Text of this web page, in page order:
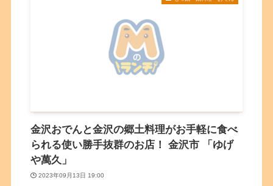
金沢おでんと金沢の郷土料理がお手軽に食べ
られる使い勝手抜群のお店！ 金沢市 「ゆげ
や萬久」
2023年09月13日 19:00